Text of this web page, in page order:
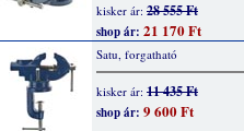
kisker ár: 28 555 Ft
shop ár: 21 170 Ft
Satu, forgatható
kisker ár: 11 435 Ft
shop ár: 9 600 Ft